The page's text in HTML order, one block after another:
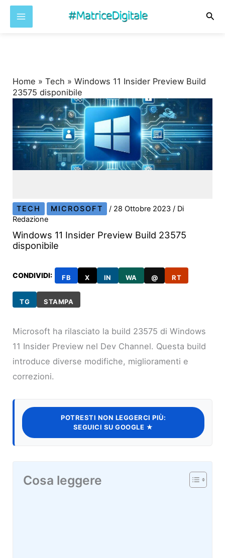
Home »Tech »Windows 11 Insider Preview Build
23575 disponibile
TECH MICROSOFT / 28 Ottobre 2023/ Di
Redazione
Windows 11 Insider Preview Build 23575
disponibile
CONDIVIDI: FB X IN WA @ RT
TG STAMPA
Microsoft ha rilasciato la build 23575 di Windows
11 Insider Preview nel Dev Channel. Questa build
introduce diverse modifiche, miglioramenti e
correzioni.
POTRESTI NON LEGGERCI PIÙ:
SEGUICI SU GOOGLE ★
Cosa leggere